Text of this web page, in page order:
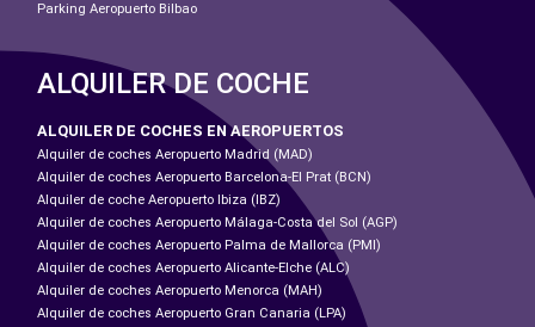
Parking Aeropuerto Bilbao
ALQUILER DE COCHE
ALQUILER DE COCHES EN AEROPUERTOS
Alquiler de coches Aeropuerto Madrid (MAD)
Alquiler de coches Aeropuerto Barcelona-El Prat (BCN)
Alquiler de coche Aeropuerto Ibiza (IBZ)
Alquiler de coches Aeropuerto Málaga-Costa del Sol (AGP)
Alquiler de coches Aeropuerto Palma de Mallorca (PMI)
Alquiler de coches Aeropuerto Alicante-Elche (ALC)
Alquiler de coches Aeropuerto Menorca (MAH)
Alquiler de coches Aeropuerto Gran Canaria (LPA)